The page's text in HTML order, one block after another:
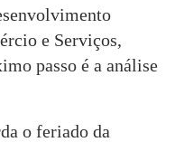
e Serviços,
passo é a análise
o feriado da